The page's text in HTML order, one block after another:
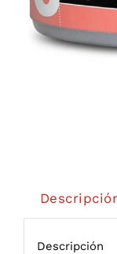
Super Ofertas
Descripción